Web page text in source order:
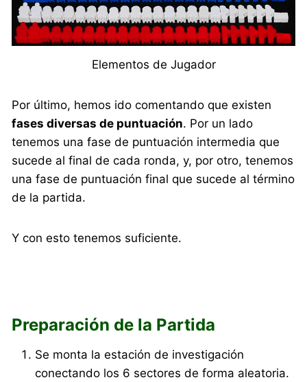
Elementos de Jugador
Por último, hemos ido comentando que existen
fases diversas de puntuación. Por un lado
tenemos una fase de puntuación intermedia que
sucede al final de cada ronda, y, por otro, tenemos
una fase de puntuación final que sucede al término
de la partida.
Y con esto tenemos suficiente.
Preparación de la Partida
Se monta la estación de investigación
conectando los 6 sectores de forma aleatoria.